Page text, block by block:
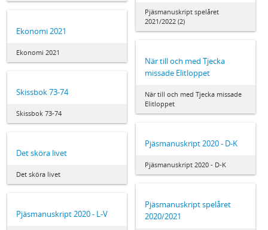
Pjäsmanuskript spelåret
2021/2022 (2)
Ekonomi 2021
Ekonomi 2021
När till och med Tjecka
missade Elitloppet
När till och med Tjecka missade
Elitloppet
Skissbok 73-74
Skissbok 73-74
Pjäsmanuskript 2020 - D-K
Pjäsmanuskript 2020 - D-K
Det sköra livet
Det sköra livet
Pjäsmanuskript spelåret
2020/2021
Pjäsmanuskript 2020 - L-V